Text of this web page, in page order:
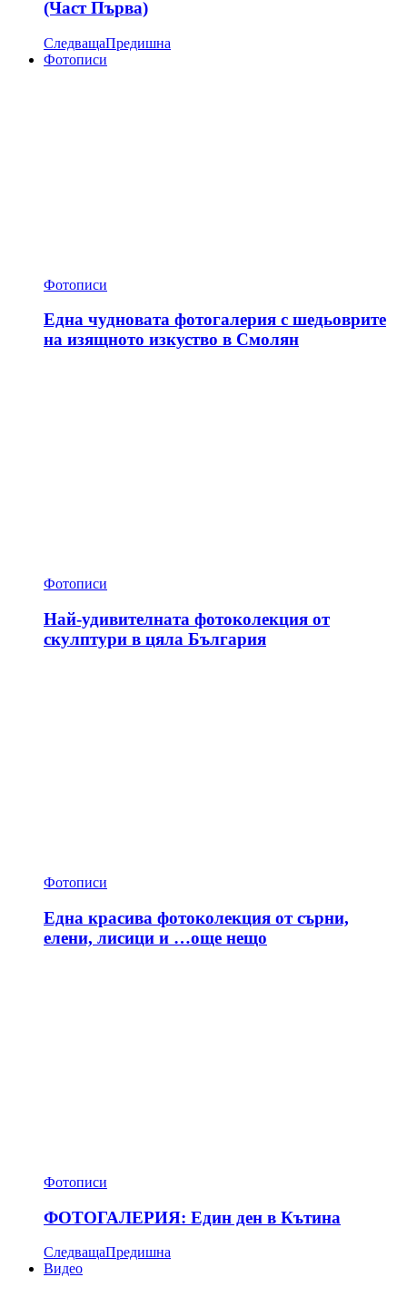
(Част Първа)
СледващаПредишна
Фотописи
Фотописи
Една чудновата фотогалерия с шедьоврите
на изящното изкуство в Смолян
Фотописи
Най-удивителната фотоколекция от
скулптури в цяла България
Фотописи
Една красива фотоколекция от сърни,
елени, лисици и …още нещо
Фотописи
ФОТОГАЛЕРИЯ: Един ден в Кътина
СледващаПредишна
Видео